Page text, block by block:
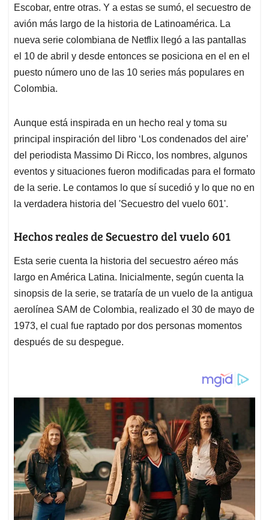
Escobar, entre otras. Y a estas se sumó, el secuestro de
avión más largo de la historia de Latinoamérica. La
nueva serie colombiana de Netflix llegó a las pantallas
el 10 de abril y desde entonces se posiciona en el en el
puesto número uno de las 10 series más populares en
Colombia.
Aunque está inspirada en un hecho real y toma su
principal inspiración del libro ‘Los condenados del aire’
del periodista Massimo Di Ricco, los nombres, algunos
eventos y situaciones fueron modificadas para el formato
de la serie. Le contamos lo que sí sucedió y lo que no en
la verdadera historia del 'Secuestro del vuelo 601'.
Hechos reales de Secuestro del vuelo 601
Esta serie cuenta la historia del secuestro aéreo más
largo en América Latina. Inicialmente, según cuenta la
sinopsis de la serie, se trataría de un vuelo de la antigua
aerolínea SAM de Colombia, realizado el 30 de mayo de
1973, el cual fue raptado por dos personas momentos
después de su despegue.